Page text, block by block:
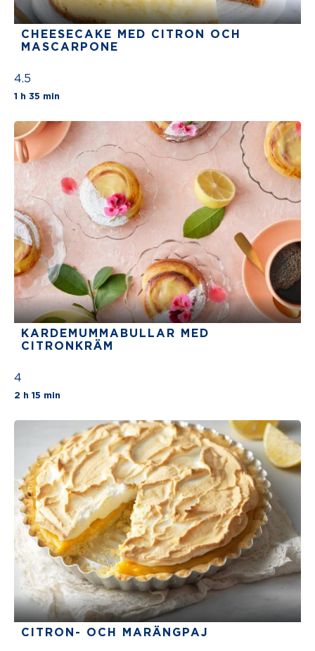
CHEESECAKE MED CITRON OCH
MASCARPONE
4.5
1 h 35 min
KARDEMUMMA­BULLAR MED
CITRONKRÄM
4
2 h 15 min
CITRON- OCH MARÄNGPAJ